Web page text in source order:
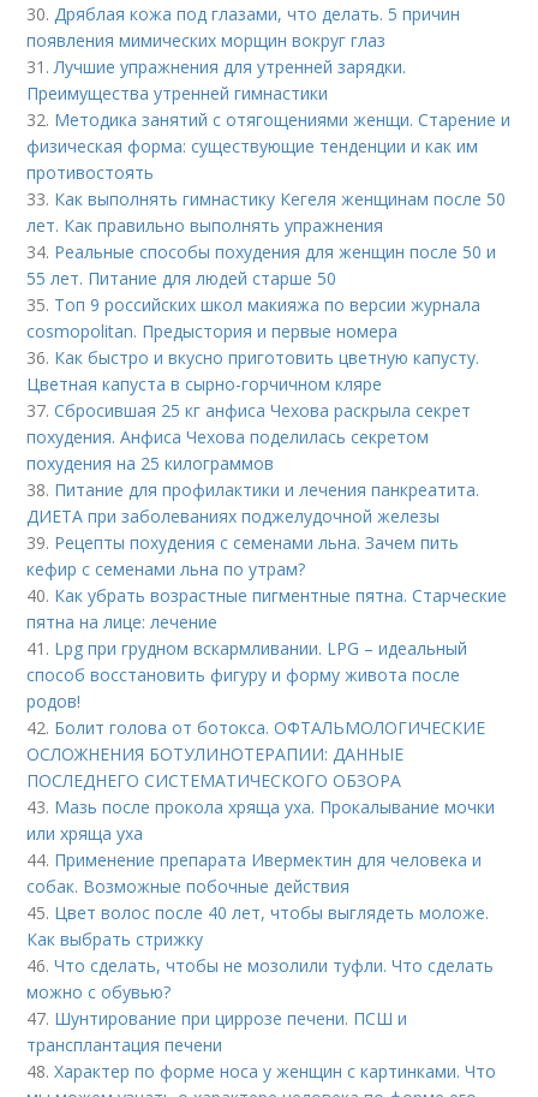
30.Дряблая кожа под глазами, что делать. 5 причин
появления мимических морщин вокруг глаз
31.Лучшие упражнения для утренней зарядки.
Преимущества утренней гимнастики
32. Методика занятий с отягощениями женщи. Старение и
физическая форма: существующие тенденции и как им
противостоять
33. Как выполнять гимнастику Кегеля женщинам после 50
лет. Как правильно выполнять упражнения
34. Реальные способы похудения для женщин после 50 и
55 лет. Питание для людей старше 50
35. Топ 9 российских школ макияжа по версии журнала
cosmopolitan. Предыстория и первые номера
36. Как быстро и вкусно приготовить цветную капусту.
Цветная капуста в сырно-горчичном кляре
37.Сбросившая 25 кг анфиса Чехова раскрыла секрет
похудения. Анфиса Чехова поделилась секретом
похудения на 25 килограммов
38. Питание для профилактики и лечения панкреатита.
ДИЕТА при заболеваниях поджелудочной железы
39. Рецепты похудения с семенами льна. Зачем пить
кефир с семенами льна по утрам?
40. Как убрать возрастные пигментные пятна. Старческие
пятна на лице: лечение
41. Lpg при грудном вскармливании. LPG – идеальный
способ восстановить фигуру и форму живота после
родов!
42. Болит голова от ботокса. ОФТАЛЬМОЛОГИЧЕСКИЕ
ОСЛОЖНЕНИЯ БОТУЛИНОТЕРАПИИ: ДАННЫЕ
ПОСЛЕДНЕГО СИСТЕМАТИЧЕСКОГО ОБЗОРА
43. Мазь после прокола хряща уха. Прокалывание мочки
или хряща уха
44. Применение препарата Ивермектин для человека и
собак. Возможные побочные действия
45. Цвет волос после 40 лет, чтобы выглядеть моложе.
Как выбрать стрижку
46.Что сделать, чтобы не мозолили туфли. Что сделать
можно с обувью?
47. Шунтирование при циррозе печени. ПСШ и
трансплантация печени
48.Характер по форме носа у женщин с картинками. Что